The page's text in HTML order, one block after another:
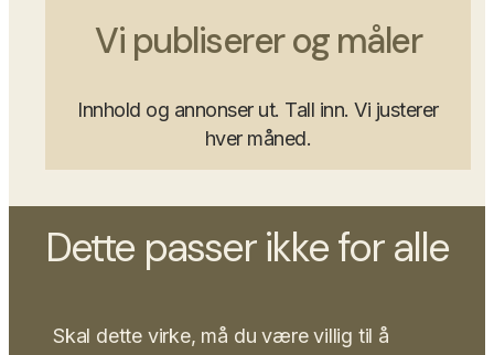
Vi publiserer og måler
Innhold og annonser ut. Tall inn. Vi justerer
hver måned.
Dette passer ikke for alle
Skal dette virke, må du være villig til å